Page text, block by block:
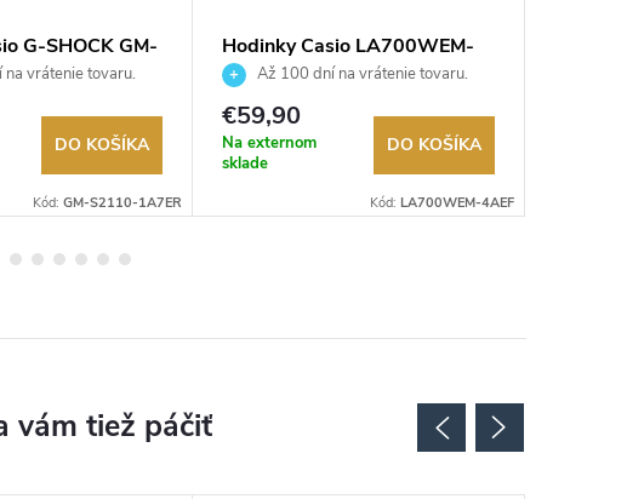
G-SHOCK GM-
vrátenie tovaru.
DO KOŠÍKA
Kód: GM-S2110-1A7ER
Hodinky Casio LA700WEM-
4AEFAž 100 dní na vrátenie tovaru.
Autorizovaný predajca.
€59,90
Na externom
sklade
DO KOŠÍKA
Kód: LA700WEM-4AEF